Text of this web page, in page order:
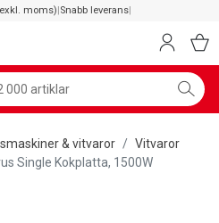
moms)|Snabb leverans|
& vitvaror
Vitvaror
Single Kokplatta, 1500W